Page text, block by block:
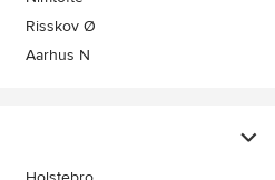
Risskov Ø
Aarhus N